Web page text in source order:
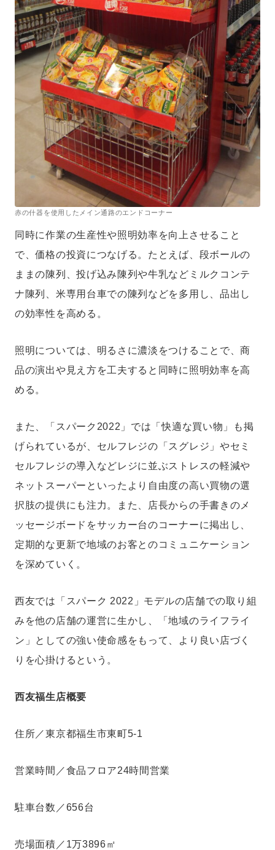
赤の什器を使用したメイン通路のエンドコーナー
同時に作業の生産性や照明効率を向上させること
で、価格の投資につなげる。たとえば、段ボールの
ままの陳列、投げ込み陳列や牛乳などミルクコンテ
ナ陳列、米専用台車での陳列などを多用し、品出し
の効率性を高める。
照明については、明るさに濃淡をつけることで、商
品の演出や見え方を工夫すると同時に照明効率を高
める。
また、「スパーク2022」では「快適な買い物」も掲
げられているが、セルフレジの「スグレジ」やセミ
セルフレジの導入などレジに並ぶストレスの軽減や
ネットスーパーといったより自由度の高い買物の選
択肢の提供にも注力。また、店長からの手書きのメ
ッセージボードをサッカー台のコーナーに掲出し、
定期的な更新で地域のお客とのコミュニケーション
を深めていく。
西友では「スパーク 2022」モデルの店舗での取り組
みを他の店舗の運営に生かし、「地域のライフライ
ン」としての強い使命感をもって、より良い店づく
りを心掛けるという。
西友福生店概要
住所／東京都福生市東町5-1
営業時間／食品フロア24時間営業
駐車台数／656台
売場面積／1万3896㎡